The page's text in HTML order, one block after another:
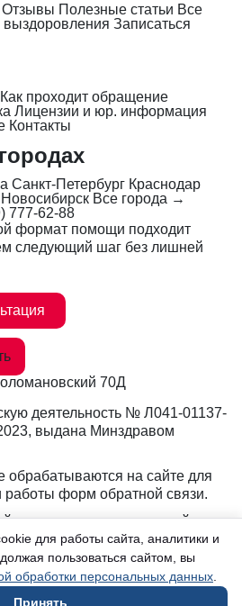
Отзывы Полезные статьи Все
выздоровления Записаться
Как проходит обращение
Лицензии и юр. информация
Контакты
Санкт-Петербург Краснодар
Новосибирск Все города →
777-62-88
формат помощи подходит
следующий шаг без лишней
70Д
деятельность № Л041-01137-
выдана Минздравом
на сайте для
форм обратной связи.
носит ознакомительный
очную консультацию врача.
и в мессенджерах не
услугой.
для работы сайта, аналитики и
пользоваться сайтом, вы
обработки персональных данных
Принять